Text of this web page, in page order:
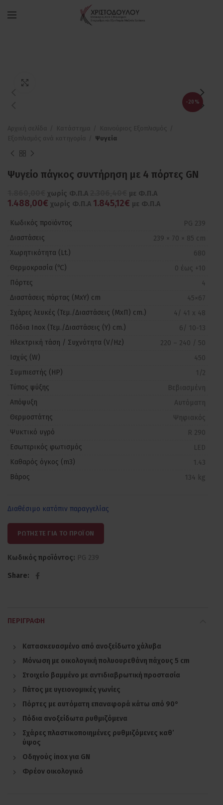
-20%
Ψυγεία
Ψυγείο πάγκος συντήρηση με 4 πόρτες GN
χωρίς Φ.Π.Α με Φ.Π.Α
1.488,00€ χωρίς Φ.Π.Α 1.845,12€ με Φ.Π.Α
Κωδικός προϊόντος
PG 239
Διαστάσεις
239 × 70 × 85 cm
Χωρητικότητα (Lt.)
680
Θερμοκρασία (℃)
0 έως +10
Πόρτες
4
Διαστάσεις πόρτας (ΜxΥ) cm
45×67
Σχάρες λευκές (Τεμ./Διαστάσεις (ΜxΠ) cm.)
4/ 41 x 48
Πόδια Inox (Τεμ./Διαστάσεις (Υ) cm.)
6/ 10-13
Ηλεκτρική τάση / Συχνότητα (V/Hz)
220 – 240 / 50
Ισχύς (W)
450
Συμπιεστής (HP)
1/2
Τύπος ψύξης
Βεβιασμένη
Απόψυξη
Αυτόματη
Θερμοστάτης
Ψηφιακός
Ψυκτικό υγρό
R 290
Εσωτερικός φωτισμός
LED
Καθαρός όγκος (m3)
1.43
Βάρος
134 kg
Διαθέσιμο κατόπιν παραγγελίας
ΡΩΤΗΣΤΕ ΓΙΑ ΤΟ ΠΡΟΪΟΝ
Κωδικός προϊόντος: PG 239
Share
ΠΕΡΙΓΡΑΦΉ
Κατασκευασμένο από ανοξείδωτο χάλυβα
Μόνωση με οικολογική πολυουρεθάνη πάχους 5 cm
Στοιχείο βαμμένο με αντιδιαβρωτική προστασία
Πάτος με υγειονομικές γωνίες
Πόρτες με αυτόματη επαναφορά κάτω από 90°
Πόδια ανοξείδωτα ρυθμιζόμενα
Σχάρες πλαστικοποιημένες ρυθμιζόμενες καθ’
ύψος
Οδηγούς inox για GN
Φρέον οικολογικό